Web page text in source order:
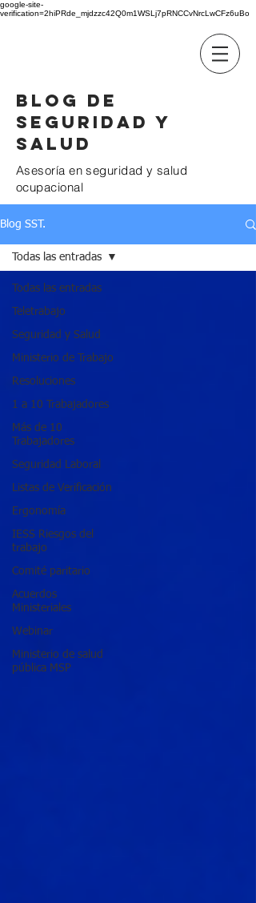
google-site-
verification=2hiPRde_mjdzzc42Q0m1WSLj7pRNCCvNrcLwCFz6uBo
Blog de
seguridad y
salud
Asesoría en seguridad y salud
ocupacional
Blog SST.
Todas las entradas
Teletrabajo
Seguridad y Salud
Ministerio de Trabajo
Resoluciones
1 a 10 Trabajadores
Más de 10
Trabajadores
Seguridad Laboral
Listas de Verificación
Ergonomía
IESS Riesgos del
trabajo
Comité paritario
Acuerdos
Ministeriales
Webinar
Ministerio de salud
pública MSP
Todas las entradas